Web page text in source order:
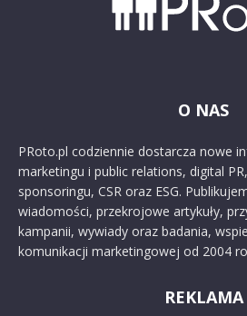
O NAS
PRoto.pl codziennie dostarcza nowe
marketingu i public relations, digital
sponsoringu, CSR oraz ESG.
wiadomości, przekrojowe artykuły,
kampanii, wywiady oraz badania,
komunikacji marketingowej od 2004
REKLAMA